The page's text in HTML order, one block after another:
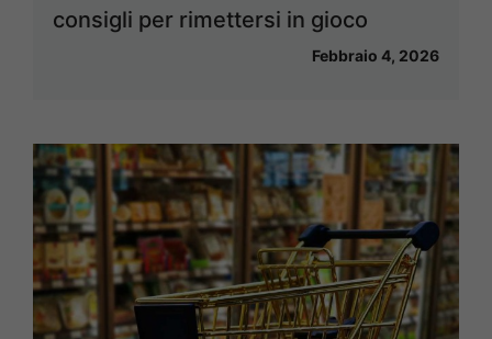
consigli per rimettersi in gioco
Febbraio 4, 2026